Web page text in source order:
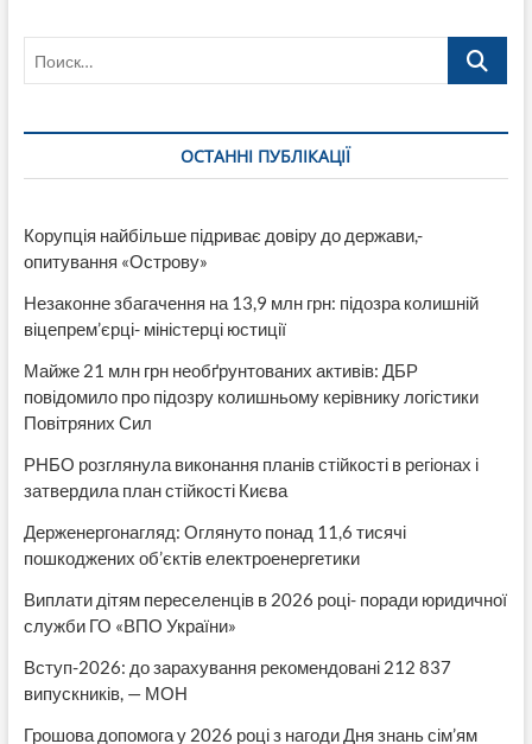
Поиск…
ОСТАННІ ПУБЛІКАЦІЇ
Корупція найбільше підриває довіру до держави,-
опитування «Острову»
Незаконне збагачення на 13,9 млн грн: підозра колишній
віцепрем’єрці- міністерці юстиції
Майже 21 млн грн необґрунтованих активів: ДБР
повідомило про підозру колишньому керівнику логістики
Повітряних Сил
РНБО розглянула виконання планів стійкості в регіонах і
затвердила план стійкості Києва
Держенергонагляд: Оглянуто понад 11,6 тисячі
пошкоджених об’єктів електроенергетики
Виплати дітям переселенців в 2026 році- поради юридичної
служби ГО «ВПО України»
Вступ-2026: до зарахування рекомендовані 212 837
випускників, — МОН
Грошова допомога у 2026 році з нагоди Дня знань сім’ям